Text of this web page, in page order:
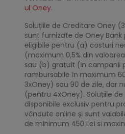
ul Oney.
Soluțiile de Creditare Oney
sunt furnizate de Oney Bank
eligibile pentru (a) costuri
(maximum 0,5% din
sau (b) gratuit (in campanii
rambursabile în maximum
3xOney) sau 90 de zile, dar
(pentru 4xOney). Soluțiile
disponibile exclusiv pentru
vândute online și sunt
de minimum 450 Lei si